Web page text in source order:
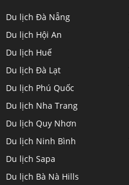
profile
on
Twitter
profile
on
LinkedIn
profile
on
YouTube
profile
on
Google+
Du lịch Đà Nẵng
Du lịch Hội An
Du lịch Huế
Du lịch Đà Lạt
Du lịch Phú Quốc
Du lịch Nha Trang
Du lịch Quy Nhơn
Du lịch Ninh Bình
Du lịch Sapa
Du lịch Bà Nà Hills